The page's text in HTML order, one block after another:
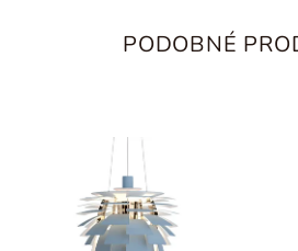
PODOBNÉ